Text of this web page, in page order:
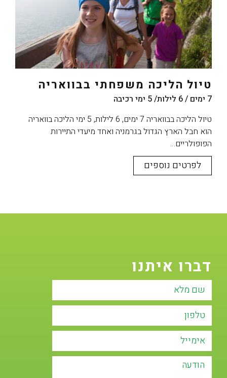
טיול הליכה משפחתי בבוואריה
7 ימים / 6 לילות/ 5 ימי רכיבה
טיול הליכה בבוואריה 7 ימים, 6 לילות, 5 ימי הליכה בוואריה
הוא חבל הארץ הגדול בגרמניה ואחד מיעדי התיירות
הפופולריים…
לפרטים נוספים
דברו איתנו